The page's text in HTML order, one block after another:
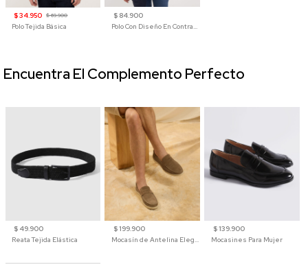
$ 34.950 $ 69.900
Polo Tejida Básica
$ 84.900
$ 49.900
Reata Tejida Elástica
$ 199.900
Mocasín de Antelina Elegante con Suela de Contraste Para Hombre
$ 139.900
Mocasines Para Mujer
Encuentra El Complemento Perfecto